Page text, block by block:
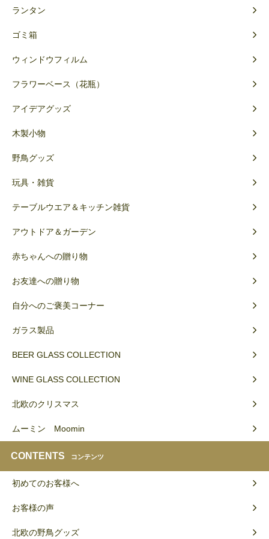
ランタン
ゴミ箱
ウィンドウフィルム
フラワーベース（花瓶）
アイデアグッズ
木製小物
野鳥グッズ
玩具・雑貨
テーブルウエア＆キッチン雑貨
アウトドア＆ガーデン
赤ちゃんへの贈り物
お友達への贈り物
自分へのご褒美コーナー
ガラス製品
BEER GLASS COLLECTION
WINE GLASS COLLECTION
北欧のクリスマス
ムーミン Moomin
CONTENTS コンテンツ
初めてのお客様へ
お客様の声
北欧の野鳥グッズ